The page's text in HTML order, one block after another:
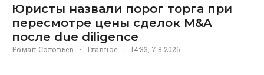
Юристы назвали порог торга при
пересмотре цены сделок M&A
после due diligence
Роман Соловьев · Главное · 14:33, 7.8.2026